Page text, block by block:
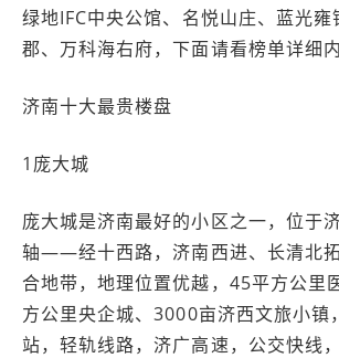
绿地IFC中央公馆、名悦山庄、蓝光雍
郡、万科海右府，下面请看榜单详细内
济南十大最贵楼盘
1庞大城
庞大城是济南最好的小区之一，位于
轴——经十西路，济南西进、长清北
合地带，地理位置优越，45平方公里
方公里央企城、3000亩济西文旅小镇
站，轻轨线路，济广高速，公交快线